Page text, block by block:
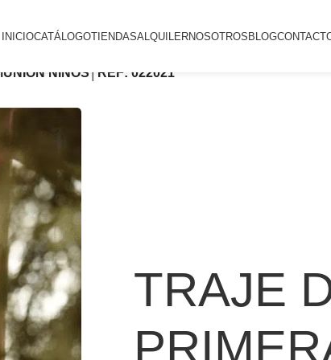
INICIOCATÁLOGOTIENDASALQUILERNOSOTROSBLOG
NIÑOS│REF: 022021
TRAJE